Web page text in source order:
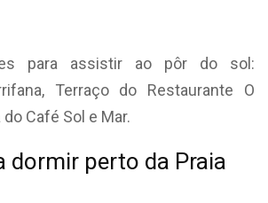
para assistir ao pôr do sol:
Terraço do Restaurante O
Café Sol e Mar.
dormir perto da Praia